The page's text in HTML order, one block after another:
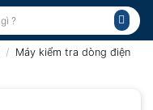
/
Máy kiểm tra dòng điện